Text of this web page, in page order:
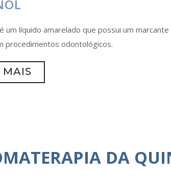
um líquido amarelado que possui um
procedimentos odontológicos.
MAIS
DA